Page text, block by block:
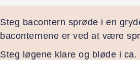
Steg bacontern sprøde i en
baconternene er ved at være
Steg løgene klare og bløde i